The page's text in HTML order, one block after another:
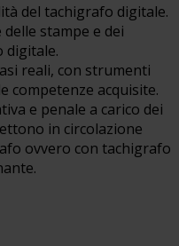
del tachigrafo digitale.
stampe e dei
digitale.
reali, con strumenti
competenze acquisite.
e penale a carico dei
in circolazione
ovvero con tachigrafo